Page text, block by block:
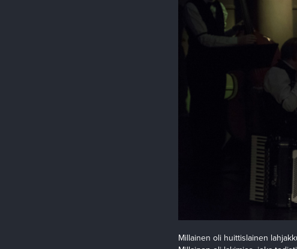
Millainen oli huittislainen